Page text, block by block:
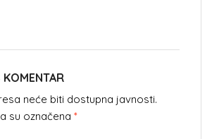
KOMENTAR
neće biti dostupna javnosti.
su označena *